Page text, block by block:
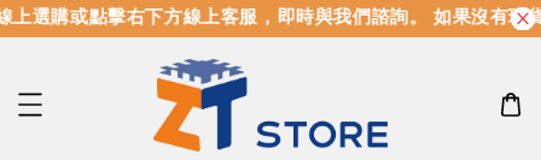
選購或點擊右下方線上客服，即時與我們諮詢。 如果沒有現